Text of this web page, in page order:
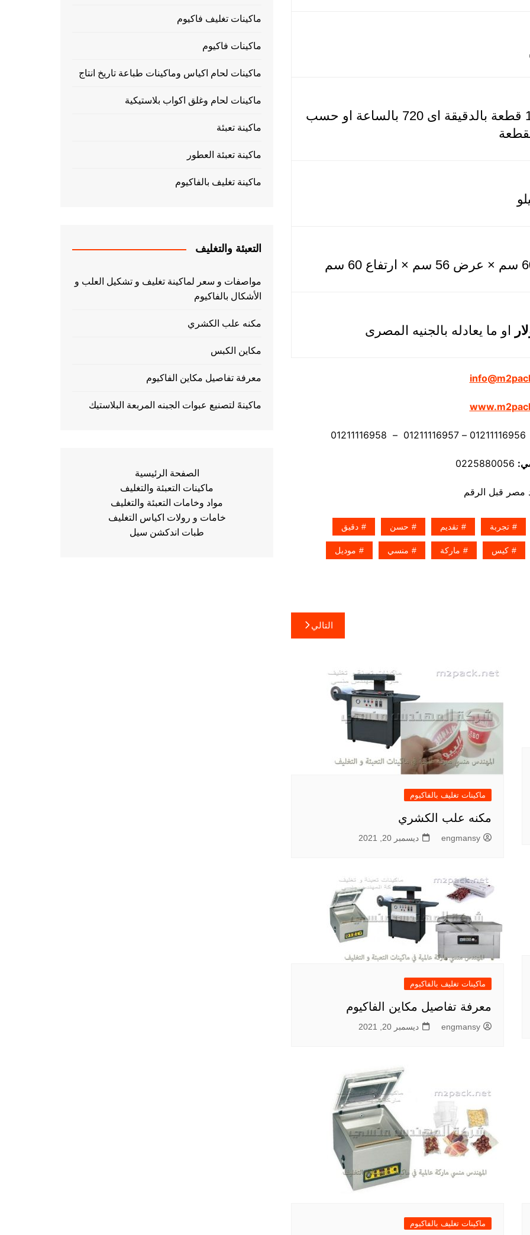
حتى 12 قطعة بالدقيقة اى 720 بالساعة او حسب
او ما يعادله بالجنيه المصرى
تجربة تقديم حسن دقيق
كيس ماركة منسي موديل
التالي
ماكينات تغليف بالفاكيوم
مكنه علب الكشري
engmansy ديسمبر 20, 2021
ماكينات تغليف بالفاكيوم
معرفة تفاصيل مكاين الفاكيوم
engmansy ديسمبر 20, 2021
ماكينات تغليف بالفاكيوم
ماكينات تغليف فاكيوم
ماكينات فاكيوم
ماكينات لحام اكياس وماكينات طباعة تاريخ انتاج
ماكينات لحام وغلق اكواب بلاستيكية
ماكينة تعبئة
ماكينة تعبئة العطور
ماكينة تغليف بالفاكيوم
التعبئة والتغليف
مواصفات و سعر لماكينة تغليف و تشكيل العلب و
الأشكال بالفاكيوم
مكنه علب الكشري
مكاين الكبس
معرفة تفاصيل مكاين الفاكيوم
ماكينهً لتصنيع عبوات الجبنه المربعة البلاستيك
الصفحة الرئيسية
ماكينات التعبئة والتغليف
مواد وخامات التعبئة والتغليف
خامات و رولات اكياس التغليف
طبات اندكشن سيل